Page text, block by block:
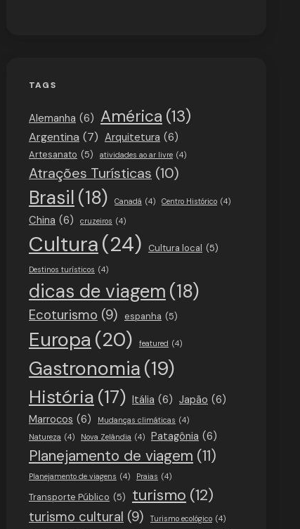
TAGS
Alemanha (6) América (13)
Argentina (7) Arquitetura (6)
Artesanato (5) atividades ao ar livre (4)
Atrações Turísticas (10)
Brasil (18) Canadá (4) Centro Histórico (4)
China (6) cruzeiros (4)
Cultura(24) Cultura local (5)
Destinos turísticos (4)
dicas de viagem (18)
Ecoturismo (9) espanha (5)
Europa (20) featured (4)
Gastronomia (19)
História (17) Itália (6) Japão (6)
Marrocos (6) Mudanças climáticas (4)
Natureza (4) Nova Zelândia (4) Patagônia (6)
Planejamento de viagem (11)
Planejamento de viagens (4) Praias (4)
Transporte Público (5) turismo (12)
turismo cultural (9) Turismo ecológico (4)